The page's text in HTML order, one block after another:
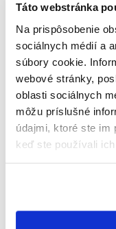
Táto webstránka
Na prispôsobenie
sociálnych médií a
súbory cookie.
webové stránky,
oblasti sociálnych
môžu príslušné
údajmi, ktoré ste im
keď ste používali ich
Popis
Veterinárne
dospelých psov s
udržiavať správnu
- Zníženie hmotnosti
- udržiavanie zdravej
jahňacie mäso (55%),